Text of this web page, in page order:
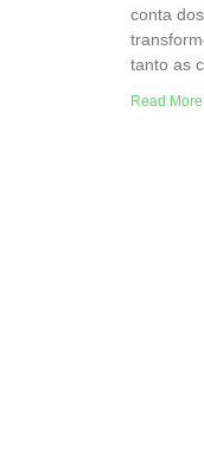
conta
tanto as
Read